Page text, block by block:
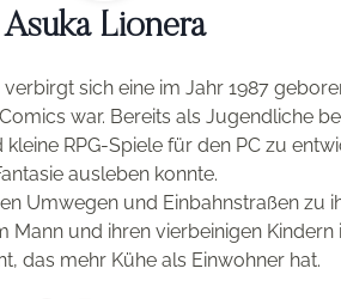
Asuka Lionera
sich eine im Jahr 1987
war. Bereits als Jugendliche
RPG-Spiele für den PC zu
ausleben konnte.
Umwegen und Einbahnstraßen zu
und ihren vierbeinigen Kindern
das mehr Kühe als Einwohner hat.